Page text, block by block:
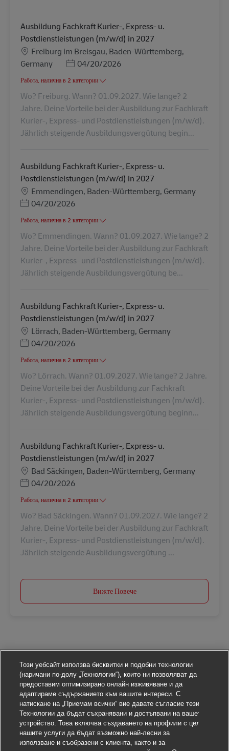
Ausbildung Fachkraft Kurier-, Express- u.
Postdienstleistungen (m/w/d) in 2027
Местоположение
Freiburg im Breisgau, Baden-Württemberg,
Germany
Posted Date
04/20/2026
Работа, налична в 2 категории
Wo? Freiburg. Wann? 01.09.2027. Wie lange? 2
Jahre. Deine Vorteile bei der Ausbildung zur Fachkraft
Kurier-, Express- und Postdienstleistungen (m/w/d).
Jährlich steigende Ausbildungsvergütung begin...
Ausbildung Fachkraft Kurier-, Express- u.
Postdienstleistungen (m/w/d) in 2027
Местоположение
Emmendingen, Baden-Württemberg, Germany
Posted Date
04/20/2026
Работа, налична в 2 категории
Wo? Emmendingen. Wann? 01.09.2027. Wie lange? 2
Jahre. Deine Vorteile bei der Ausbildung zur Fachkraft
Kurier-, Express- und Postdienstleistungen (m/w/d).
Jährlich steigende Ausbildungsvergütung be...
Ausbildung Fachkraft Kurier-, Express- u.
Postdienstleistungen (m/w/d) in 2027
Местоположение
Lörrach, Baden-Württemberg, Germany
Posted Date
04/20/2026
Работа, налична в 2 категории
Wo? Lörrach. Wann? 01.09.2027. Wie lange? 2 Jahre.
Deine Vorteile bei der Ausbildung zur Fachkraft
Kurier-, Express- und Postdienstleistungen (m/w/d).
Jährlich steigende Ausbildungsvergütung beginn...
Ausbildung Fachkraft Kurier-, Express- u.
Postdienstleistungen (m/w/d) in 2027
Местоположение
Bad Säckingen, Baden-Württemberg, Germany
Posted Date
04/20/2026
Работа, налична в 2 категории
Wo? Bad Säckingen. Wann? 01.09.2027. Wie lange? 2
Jahre. Deine Vorteile bei der Ausbildung zur Fachkraft
Kurier-, Express- und Postdienstleistungen (m/w/d).
Jährlich steigende Ausbildungsvergütung ...
Вижте Повече
Този уебсайт използва бисквитки и подобни технологии
(наричани по-долу „Технологии“), които ни позволяват да
предоставим оптимизирано онлайн изживяване и да
адаптираме съдържанието към вашите интереси. С
натискане на „Приемам всички“ вие давате съгласие тези
Технологии да бъдат съхранявани и достъпвани на вашето
устройство. Това включва създаването на профили с цел
нашите услуги да бъдат възможно най-лесни за
използване и съобразени с клиента, както и за